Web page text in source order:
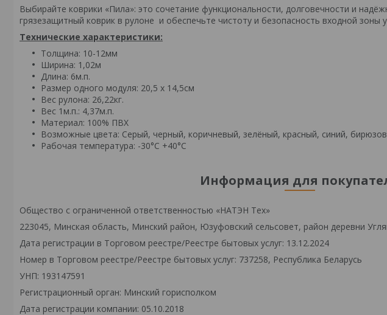
Выбирайте коврики «Пила»: это сочетание функциональности, долговечности и
грязезащитный коврик в рулоне и обеспечьте чистоту и безопасность входной зоны
Технические характеристики:
Толщина: 10-12мм
Ширина: 1,02м
Длина: 6м.п.
Размер одного модуля: 20,5 х 14,5см
Вес рулона: 26,22кг.
Вес 1м.п.: 4,37м.п.
Материал: 100% ПВХ
Возможные цвета: Серый, черный, коричневый, зелёный, красный, синий,
Рабочая температура: -30°С +40°С
Информация для
Общество с ограниченной ответственностью «НАТЭН Тех»
223045, Минская область, Минский район, Юзуфовский сельсовет, район деревни
Дата регистрации в Торговом реестре/Реестре бытовых услуг: 13.12.2024
Номер в Торговом реестре/Реестре бытовых услуг: 737258, Республика Беларусь
УНП: 193147591
Регистрационный орган: Минский горисполком
Дата регистрации компании: 05.10.2018